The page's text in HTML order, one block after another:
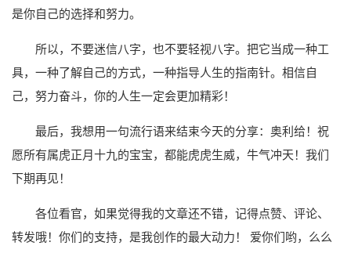
是你自己的选择和努力。
所以，不要迷信八字，也不要轻视八字。把它当成一种工
具，一种了解自己的方式，一种指导人生的指南针。相信自
己，努力奋斗，你的人生一定会更加精彩！
最后，我想用一句流行语来结束今天的分享：奥利给！祝
愿所有属虎正月十九的宝宝，都能虎虎生威，牛气冲天！我们
下期再见！
各位看官，如果觉得我的文章还不错，记得点赞、评论、
转发哦！你们的支持，是我创作的最大动力！ 爱你们哟，么么